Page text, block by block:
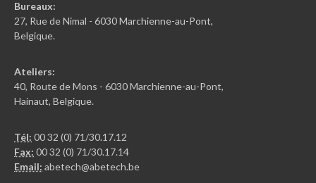
Bureaux:
27, Rue de Nimal - 6030 Marchienne-au-Pont,
Belgique.
Ateliers:
40, Route de Mons - 6030 Marchienne-au-Pont,
Hainaut, Belgique.
Tél: 00 32 (0) 71/30.17.12
Fax: 00 32 (0) 71/30.17.14
Email: abetech@abetech.be